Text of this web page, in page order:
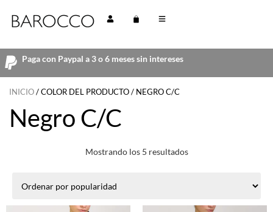
Paga con Paypal a 3 o 6 meses sin intereses
INICIO/ COLOR DEL PRODUCTO / NEGRO C/C
Negro C/C
Mostrando los 5 resultados